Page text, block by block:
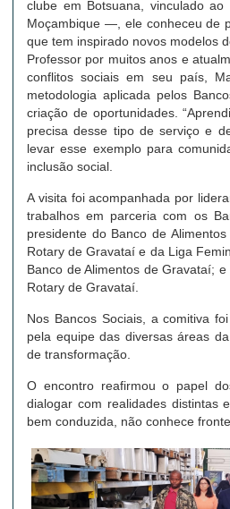
clube em Botsuana, vinculado
Moçambique —, ele conheceu de
que tem inspirado novos modelos
Professor por muitos anos e
conflitos sociais em seu país,
metodologia aplicada pelos
criação de oportunidades.
precisa desse tipo de serviço e
levar esse exemplo para
inclusão social.
A visita foi acompanhada por
trabalhos em parceria com os
presidente do Banco de
Rotary de Gravataí e da Liga
Banco de Alimentos de Gravataí;
Rotary de Gravataí.
Nos Bancos Sociais, a comitiva
pela equipe das diversas áreas
de transformação.
O encontro reafirmou o papel
dialogar com realidades distintas
bem conduzida, não conhece